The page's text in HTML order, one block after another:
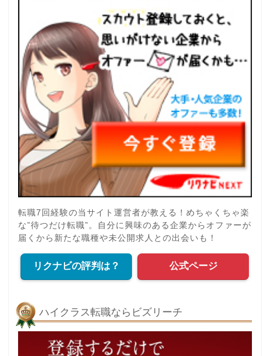
転職7回経験の当サイト運営者が教える！めちゃくちゃ楽
な”待つだけ転職”。自分に興味のある企業からオファーが
届くから新たな職種や未公開求人との出会いも！
リクナビの評判は？ 公式ページ
ハイクラス転職ならビズリーチ